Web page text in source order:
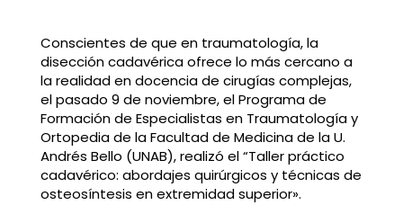
Conscientes de que en traumatología, la
disección cadavérica ofrece lo más cercano a
la realidad en docencia de cirugías complejas,
el pasado 9 de noviembre, el Programa de
Formación de Especialistas en Traumatología y
Ortopedia de la Facultad de Medicina de la U.
Andrés Bello (UNAB), realizó el “Taller práctico
cadavérico: abordajes quirúrgicos y técnicas de
osteosíntesis en extremidad superior».